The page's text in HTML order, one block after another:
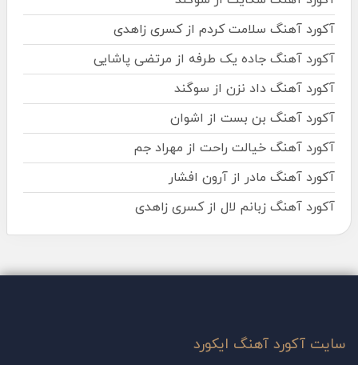
آکورد آهنگ سلامت کردم از کسری زاهدی
آکورد آهنگ جاده یک طرفه از مرتضی پاشایی
آکورد آهنگ داد نزن از سوگند
آکورد آهنگ بن بست از اشوان
آکورد آهنگ خیالت راحت از مهراد جم
آکورد آهنگ مادر از آرون افشار
آکورد آهنگ زبانم لال از کسری زاهدی
سایت آکورد آهنگ ایکورد